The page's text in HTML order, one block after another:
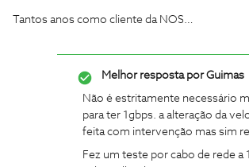
Tantos anos como cliente da NOS…
Melhor resposta porGuimas
Não é estritamente necessário
para ter 1gbps. a alteração da
feita com intervenção mas sim
Fez um teste por cabo de rede a